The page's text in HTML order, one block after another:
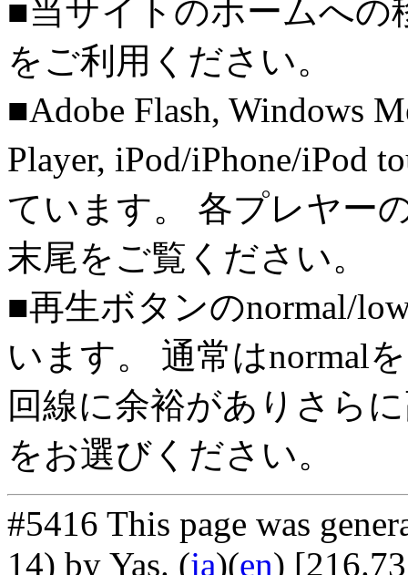
■当サイトのホームへの
をご利用ください。
■Adobe Flash, Windows
Player, iPod/iPhone/iPod
ています。 各プレヤー
末尾をご覧ください。
■再生ボタンのnormal/
います。 通常はnormal
回線に余裕がありさら
をお選びください。
#5416 This page was
14) by Yas. (ja)(en)